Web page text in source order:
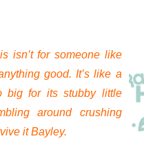
isn’t for someone like
good. It’s like a
big for its stubby little
around crushing
it Bayley.